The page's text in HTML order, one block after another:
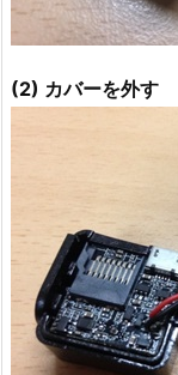
(2) カバーを外す